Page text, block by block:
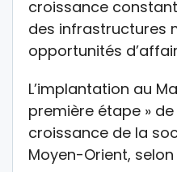
croissance
des infrastructures
opportunités
L’implantation au
première étape »
croissance de la
Moyen-Orient, selon